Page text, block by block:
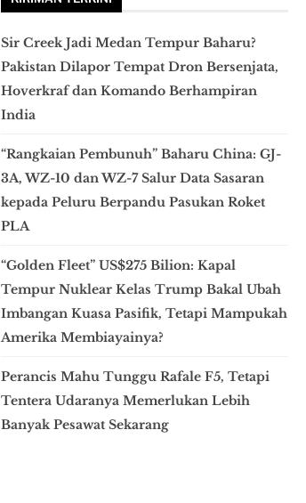
Sir Creek Jadi Medan Tempur Baharu?
Pakistan Dilapor Tempat Dron Bersenjata,
Hoverkraf dan Komando Berhampiran
India
“Rangkaian Pembunuh” Baharu China: GJ-
3A, WZ-10 dan WZ-7 Salur Data Sasaran
kepada Peluru Berpandu Pasukan Roket
PLA
“Golden Fleet” US$275 Bilion: Kapal
Tempur Nuklear Kelas Trump Bakal Ubah
Imbangan Kuasa Pasifik, Tetapi Mampukah
Amerika Membiayainya?
Perancis Mahu Tunggu Rafale F5, Tetapi
Tentera Udaranya Memerlukan Lebih
Banyak Pesawat Sekarang